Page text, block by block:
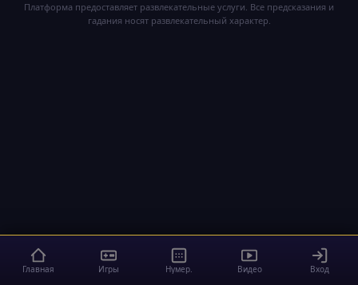
Платформа предоставляет развлекательные услуги. Все предсказания и
гадания носят развлекательный характер.
Главная Игры Нумер. Видео Вход